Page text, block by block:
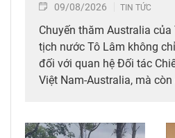
09/08/2026 TIN TỨC
Chuyến thăm Australia của
tịch nước Tô Lâm không
đối với quan hệ Đối tác
Việt Nam-Australia, mà